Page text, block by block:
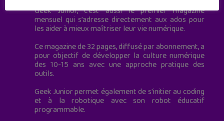
Geek Junior, c’est aussi le premier magazine
mensuel qui s’adresse directement aux ados pour
les aider à mieux maîtriser leur vie numérique.
Ce magazine de 32 pages, diffusé par abonnement, a
pour objectif de développer la culture numérique
des 10-15 ans avec une approche pratique des
outils.
Geek Junior permet également de s'initier au coding
et à la robotique avec son robot éducatif
programmable.